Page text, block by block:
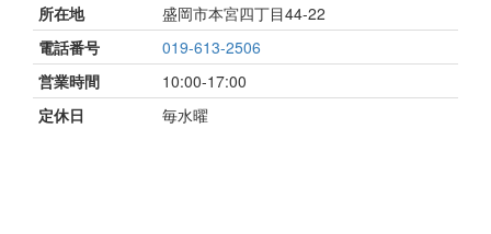
所在地
盛岡市本宮四丁目44-22
電話番号
019-613-2506
営業時間
10:00-17:00
定休日
毎水曜